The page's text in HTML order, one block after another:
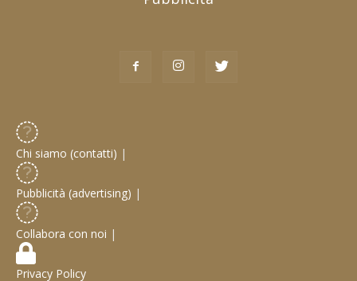
Chi siamo (contatti) |
Pubblicità (advertising) |
Collabora con noi |
Privacy Policy